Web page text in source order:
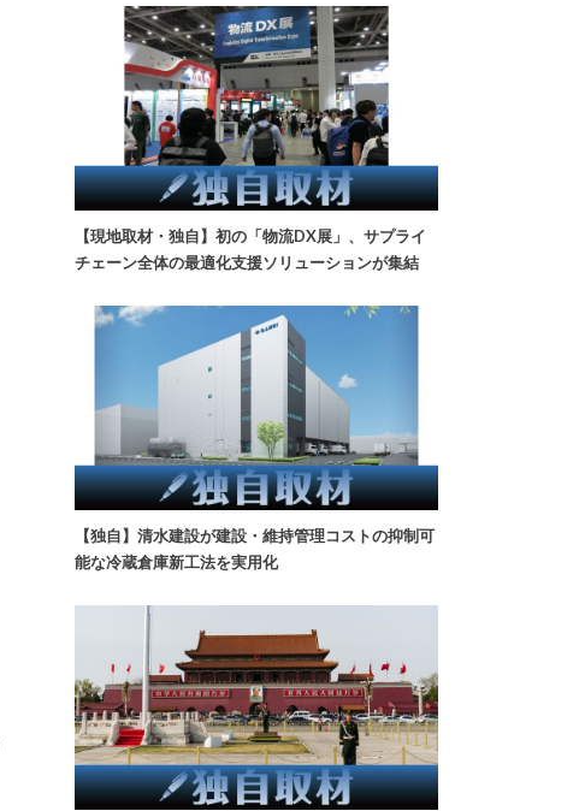
【現地取材・独自】初の「物流DX展」、サプライ
チェーン全体の最適化支援ソリューションが集結
【独自】清水建設が建設・維持管理コストの抑制可
能な冷蔵倉庫新工法を実用化